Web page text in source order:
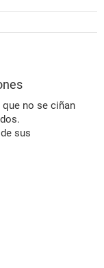
no se ciñan
sus